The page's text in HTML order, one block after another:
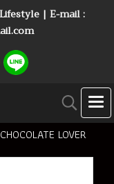
| E-mail :
CHOCOLATE LOVER